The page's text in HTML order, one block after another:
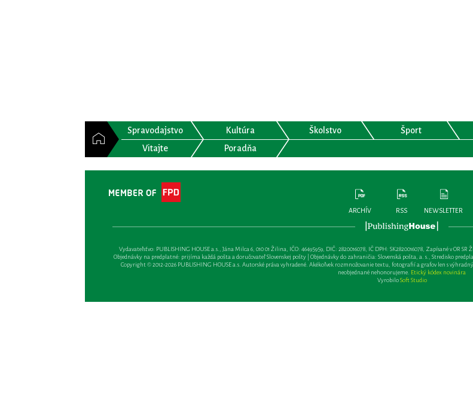
Spravodajstvo Kultúra Školstvo Šport
Vitajte
Poradňa
ARCHÍV RSS NEWSLETTER
Vydavateľsťvo: PUBLISHING HOUSE a.s., Jána Milca 6, 010 01 Žilina, IČO: 46495959, DIČ: 2820016078, IČ DPH: SK2820016078, Zapísané v OR
Objednávky na predplatné: prijíma každá pošta a doručovateľ Slovenskej pošty | Objednávky do zahraničia: Slovenská pošta, a. s., Stredisko
Copyright © 2012-2026 PUBLISHING HOUSE a.s. Autorské práva vyhradené. Akékoľvek rozmnožovanie textu, fotografií a grafov len s
neobjednané nehonorujeme. Etický kódex novinára
VyrobiloSoft Studio